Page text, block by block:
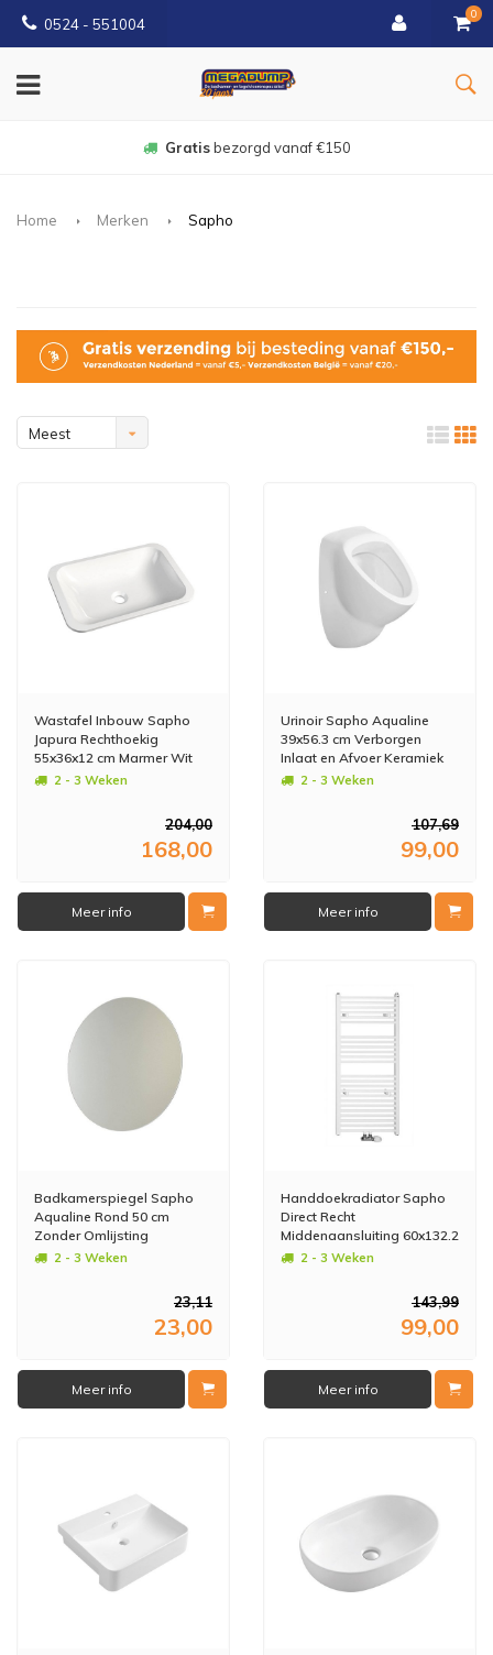
0524 - 551004
0
Gratisbezorgd vanaf €150
Home Merken Sapho
Meest
Wastafel Inbouw Sapho
Japura Rechthoekig
55x36x12 cm Marmer Wit
2 - 3 Weken
204,00
168,00
Meer info
Urinoir Sapho Aqualine
39x56.3 cm Verborgen
Inlaat en Afvoer Keramiek
Wit2 - 3 Weken
107,69
99,00
Meer info
Badkamerspiegel Sapho
Aqualine Rond 50 cm
Zonder Omlijsting
Aluminium
2 - 3 Weken
23,11
23,00
Meer info
Handdoekradiator Sapho
Direct Recht
Middenaansluiting 60x132.2
cm 693W Wit
2 - 3 Weken
143,99
99,00
Meer info